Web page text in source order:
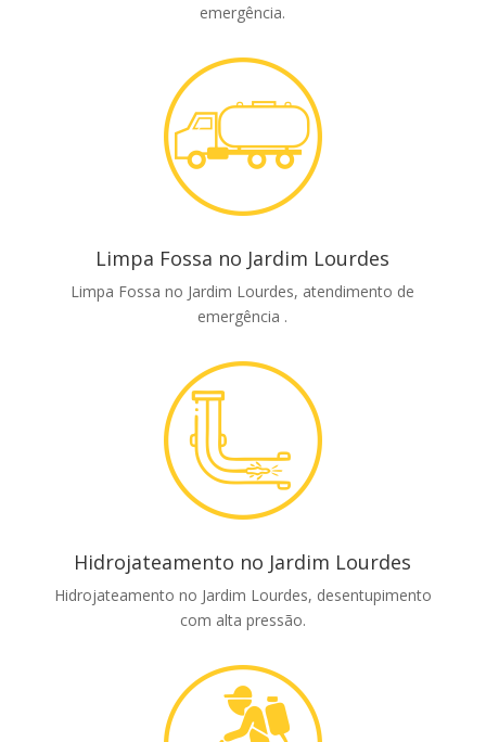
emergência.
Limpa Fossa no Jardim Lourdes
Limpa Fossa no Jardim Lourdes, atendimento de
emergência .
Hidrojateamento no Jardim Lourdes
Hidrojateamento no Jardim Lourdes, desentupimento
com alta pressão.